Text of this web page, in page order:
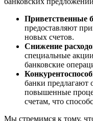
Приветственные
предоставляют
новых счетов.
Снижение
специальные
банковские
банки предлагают
повышенные
счетам, что
Мы стремимся к тому,